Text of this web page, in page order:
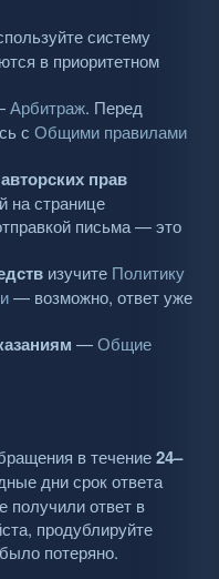
систему
в приоритетном
Арбитраж. Перед
с Общими правилами
прав
на странице
письма — это
изучите Политику
— возможно, ответ уже
—Общие
в течение24–
дни срок ответа
получили ответ в
продублируйте
потеряно.